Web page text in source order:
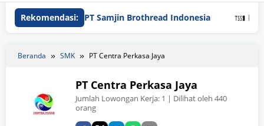
Rekomendasi:PT Samjin Brothread Indonesia PT
Beranda SMK PT Centra Perkasa Jaya
PT Centra Perkasa Jaya
Jumlah Lowongan Kerja: 1 | Dilihat oleh 440
orang